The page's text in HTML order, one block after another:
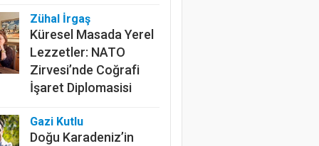
Zühal İrgaş
Küresel Masada Yerel
Lezzetler: NATO
Zirvesi’nde Coğrafi
İşaret Diplomasisi
Gazi Kutlu
Doğu Karadeniz’in